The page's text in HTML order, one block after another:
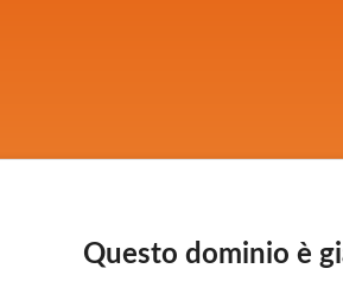
Questo dominio è